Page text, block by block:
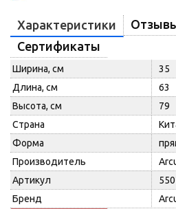
Характеристики
Сертификаты
Ширина, см
35
Длина, см
63
Высота, см
79
Страна
Форма
Производитель
Артикул
Бренд